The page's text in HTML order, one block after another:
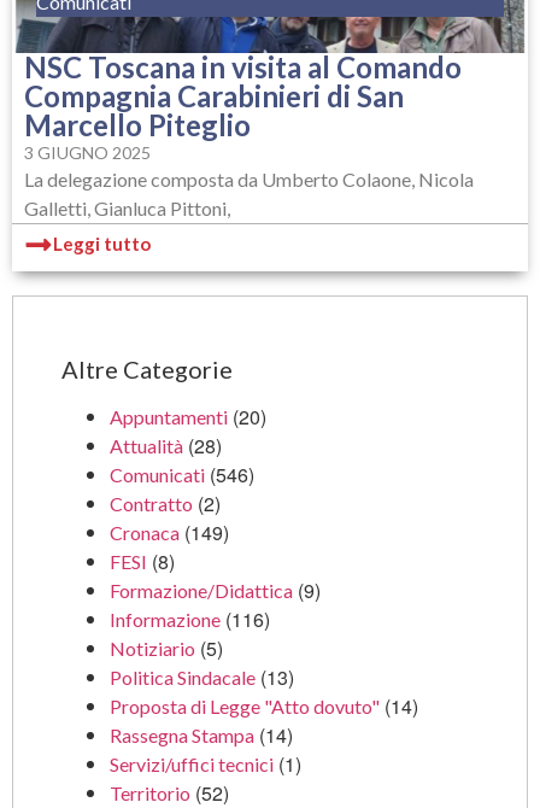
NSC Toscana in visita al Comando
Compagnia Carabinieri di San
Marcello Piteglio
3 GIUGNO 2025
La delegazione composta da Umberto Colaone, Nicola
Galletti, Gianluca Pittoni,
Leggi tutto
Altre Categorie
Appuntamenti (20)
Attualità (28)
Comunicati (546)
Contratto (2)
Cronaca (149)
FESI (8)
Formazione/Didattica (9)
Informazione (116)
Notiziario (5)
Politica Sindacale (13)
Proposta di Legge "Atto dovuto" (14)
Rassegna Stampa (14)
Servizi/uffici tecnici (1)
Territorio (52)